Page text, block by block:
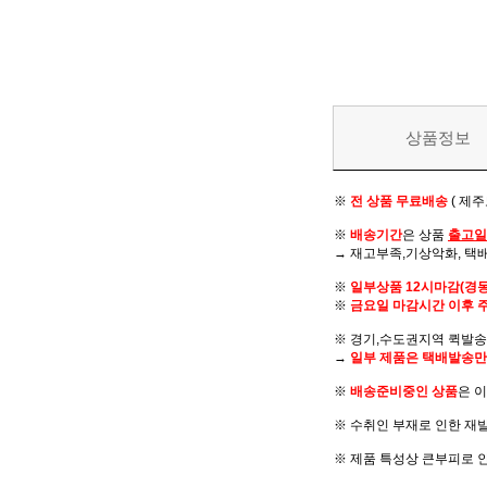
상품정보
※ 전 상품 무료배송 ( 제
※ 배송기간은 상품 출고
→ 재고부족,기상악화, 택
※ 일부상품 12시마감(경
※ 금요일 마감시간 이후
※ 경기,수도권지역 퀵발
→ 일부 제품은 택배발송
※ 배송준비중인 상품은 이
※ 수취인 부재로 인한 재
※ 제품 특성상 큰부피로